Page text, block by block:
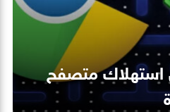
استهلاك متصفح